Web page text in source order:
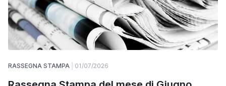
RASSEGNA STAMPA 01/07/2026